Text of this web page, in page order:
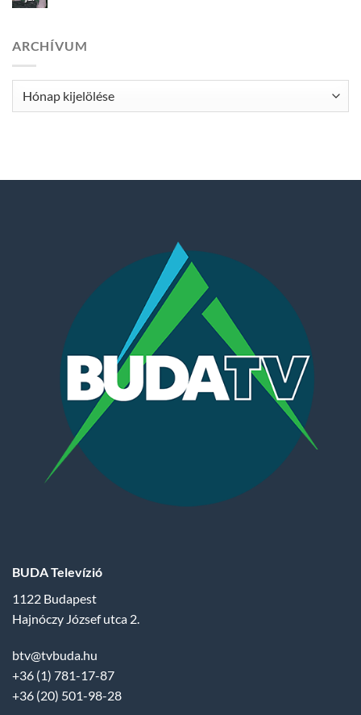
ARCHÍVUM
Archívum
BUDA Televízió
1122 Budapest
Hajnóczy József utca 2.
btv@tvbuda.hu
+36 (1) 781-17-87
+36 (20) 501-98-28